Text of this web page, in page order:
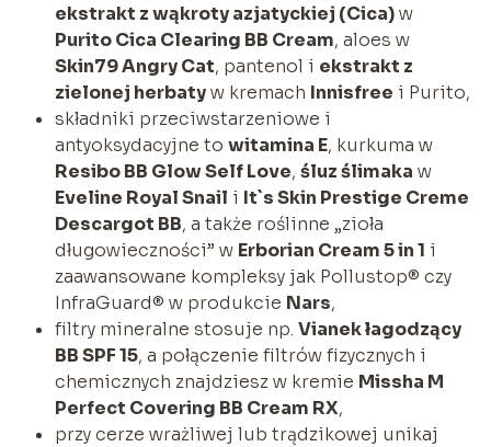
ekstrakt z wąkroty azjatyckiej (Cica)w
Purito Cica Clearing BB Cream, aloes w
Skin79 Angry Cat, pantenol i ekstrakt z
zielonej herbatyw kremach Innisfree i Purito,
składniki przeciwstarzeniowe i
antyoksydacyjne to witamina E, kurkuma w
Resibo BB Glow Self Love, śluz ślimaka w
Eveline Royal Snail i It`s Skin Prestige Creme
Descargot BB, a także roślinne „zioła
długowieczności” w Erborian Cream 5 in 1 i
zaawansowane kompleksy jak Pollustop® czy
InfraGuard® w produkcie Nars,
filtry mineralne stosuje np. Vianek łagodzący
BB SPF 15, a połączenie filtrów fizycznych i
chemicznych znajdziesz w kremie Missha M
Perfect Covering BB Cream RX,
przy cerze wrażliwej lub trądzikowej unikaj